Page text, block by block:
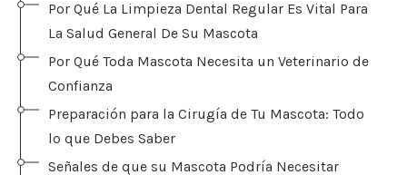
Por Qué La Limpieza Dental Regular Es Vital Para
La Salud General De Su Mascota
Por Qué Toda Mascota Necesita un Veterinario de
Confianza
Preparación para la Cirugía de Tu Mascota: Todo
lo que Debes Saber
Señales de que su Mascota Podría Necesitar